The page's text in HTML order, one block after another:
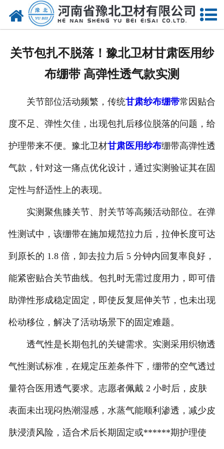
网站首页
厂房设备
人才招聘
关节包扎不脱落！豫北卫材甘肃医用纱
布绷带 高弹性透气款实测
关节部位活动频繁，传统甘肃纱布绷带常因贴合
度不足、弹性欠佳，出现包扎后移位脱落的问题，给
护理带来不便。豫北卫材甘肃医用纱布绷带高弹性透
气款，针对这一痛点优化设计，通过实测验证其在固
定性与舒适性上的表现。
实测聚焦膝关节、肘关节等高频活动部位。在弹
性测试中，该绷带在施加规范拉力后，拉伸长度可达
到原长的 1.8 倍，卸去拉力后 5 分钟内回复率良好，
能紧密贴合关节曲线。包扎时无需过度用力，即可借
助弹性形成稳定固定，即使反复屈伸关节，也未出现
松动移位，解决了活动场景下的固定难题。
透气性是长期包扎的关键需求。实测采用织物透
气性测试标准，在规定压差条件下，绷带的空气透过
量符合医用透气要求。志愿者佩戴 2 小时后，皮肤
表面未出现闷热潮湿感，水蒸气能顺利渗透，减少皮
肤浸渍风险，适合术后长期固定或******期护理使